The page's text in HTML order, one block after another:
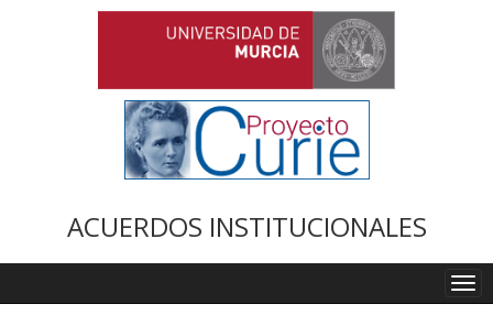
ACUERDOS INSTITUCIONALES